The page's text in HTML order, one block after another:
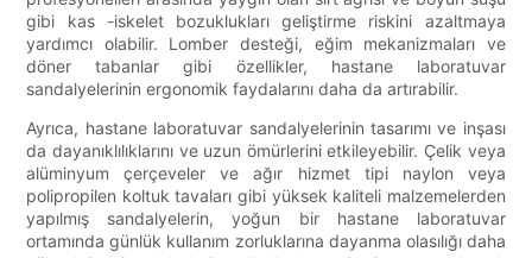
gibi kas -iskelet bozuklukları geliştirme riskini azaltmaya
yardımcı olabilir. Lomber desteği, eğim mekanizmaları ve
döner tabanlar gibi özellikler, hastane laboratuvar
sandalyelerinin ergonomik faydalarını daha da artırabilir.
Ayrıca, hastane laboratuvar sandalyelerinin tasarımı ve inşası
da dayanıklılıklarını ve uzun ömürlerini etkileyebilir. Çelik veya
alüminyum çerçeveler ve ağır hizmet tipi naylon veya
polipropilen koltuk tavaları gibi yüksek kaliteli malzemelerden
yapılmış sandalyelerin, yoğun bir hastane laboratuvar
ortamında günlük kullanım zorluklarına dayanma olasılığı daha